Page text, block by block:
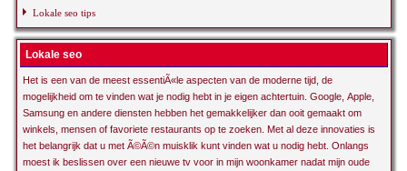
Lokale seo tips
Lokale seo
Het is een van de meest essentiÃ«le aspecten van de moderne tijd, de
mogelijkheid om te vinden wat je nodig hebt in je eigen achtertuin. Google, Apple,
Samsung en andere diensten hebben het gemakkelijker dan ooit gemaakt om
winkels, mensen of favoriete restaurants op te zoeken. Met al deze innovaties is
het belangrijk dat u met Ã©Ã©n muisklik kunt vinden wat u nodig hebt. Onlangs
moest ik beslissen over een nieuwe tv voor in mijn woonkamer nadat mijn oude